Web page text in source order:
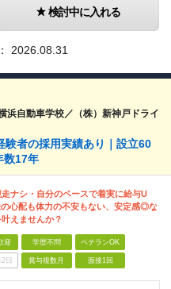
検討中に入れる
2026.08.31
浜自動車学校／（株）新神戸ドライ
験者の採用実績あり｜設立60
数17年
走ナシ・自分のペースで着実に給与U
の心配も体力の不安もない、安定感◎な
えませんか？
迎 学歴不問 ベテランOK
日 賞与複数月 面接1回